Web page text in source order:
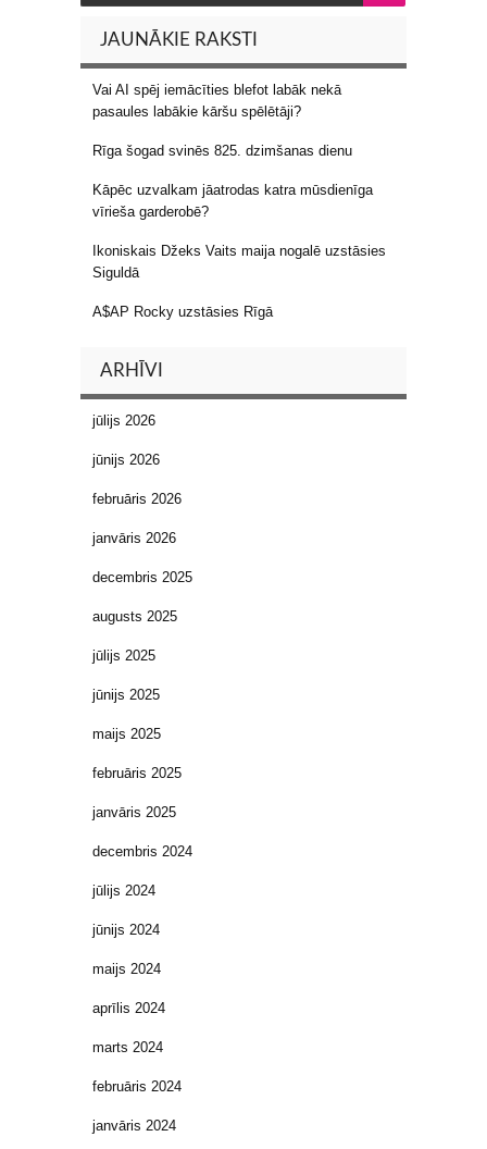
JAUNĀKIE RAKSTI
Vai AI spēj iemācīties blefot labāk nekā
pasaules labākie kāršu spēlētāji?
Rīga šogad svinēs 825. dzimšanas dienu
Kāpēc uzvalkam jāatrodas katra mūsdienīga
vīrieša garderobē?
Ikoniskais Džeks Vaits maija nogalē uzstāsies
Siguldā
A$AP Rocky uzstāsies Rīgā
ARHĪVI
jūlijs 2026
jūnijs 2026
februāris 2026
janvāris 2026
decembris 2025
augusts 2025
jūlijs 2025
jūnijs 2025
maijs 2025
februāris 2025
janvāris 2025
decembris 2024
jūlijs 2024
jūnijs 2024
maijs 2024
aprīlis 2024
marts 2024
februāris 2024
janvāris 2024